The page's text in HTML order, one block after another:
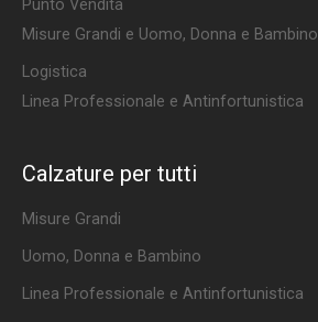
Punto Vendita
Misure Grandi e Uomo, Donna e Bambino
Logistica
Linea Professionale e Antinfortunistica
Calzature per tutti
Misure Grandi
Uomo, Donna e Bambino
Linea Professionale e Antinfortunistica